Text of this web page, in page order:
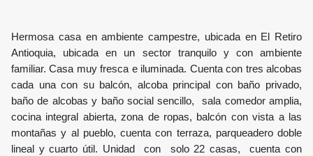
Hermosa casa en ambiente campestre, ubicada en El Retiro
Antioquia, ubicada en un sector tranquilo y con ambiente
familiar. Casa muy fresca e iluminada. Cuenta con tres alcobas
cada una con su balcón, alcoba principal con baño privado,
baño de alcobas y baño social sencillo, sala comedor amplia,
cocina integral abierta, zona de ropas, balcón con vista a las
montañas y al pueblo, cuenta con terraza, parqueadero doble
lineal y cuarto útil. Unidad con solo 22 casas, cuenta con